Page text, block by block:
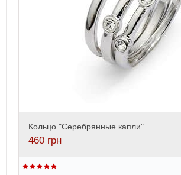
Кольцо "Серебрянные капли"
460 грн